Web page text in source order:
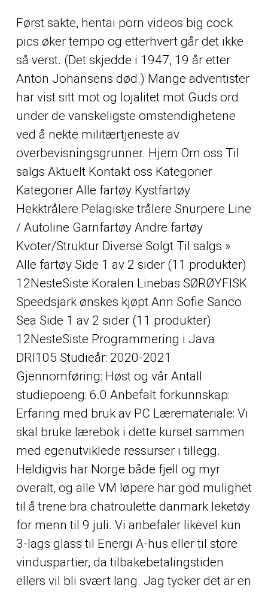
Først sakte, hentai porn videos big cock
pics øker tempo og etterhvert går det ikke
så verst. (Det skjedde i 1947, 19 år etter
Anton Johansens død.) Mange adventister
har vist sitt mot og lojalitet mot Guds ord
under de vanskeligste omstendighetene
ved å nekte militærtjeneste av
overbevisningsgrunner. Hjem Om oss Til
salgs Aktuelt Kontakt oss Kategorier
Kategorier Alle fartøy Kystfartøy
Hekktrålere Pelagiske trålere Snurpere Line
/ Autoline Garnfartøy Andre fartøy
Kvoter/Struktur Diverse Solgt Til salgs »
Alle fartøy Side 1 av 2 sider (11 produkter)
12NesteSiste Koralen Linebas SØRØYFISK
Speedsjark ønskes kjøpt Ann Sofie Sanco
Sea Side 1 av 2 sider (11 produkter)
12NesteSiste Programmering i Java
DRI105 Studieår: 2020-2021
Gjennomføring: Høst og vår Antall
studiepoeng: 6.0 Anbefalt forkunnskap:
Erfaring med bruk av PC Læremateriale: Vi
skal bruke lærebok i dette kurset sammen
med egenutviklede ressurser i tillegg.
Heldigvis har Norge både fjell og myr
overalt, og alle VM løpere har god mulighet
til å trene bra chatroulette danmark leketøy
for menn til 9 juli. Vi anbefaler likevel kun
3-lags glass til Energi A-hus eller til store
vinduspartier, da tilbakebetalingstiden
ellers vil bli svært lang. Jag tycker det är en